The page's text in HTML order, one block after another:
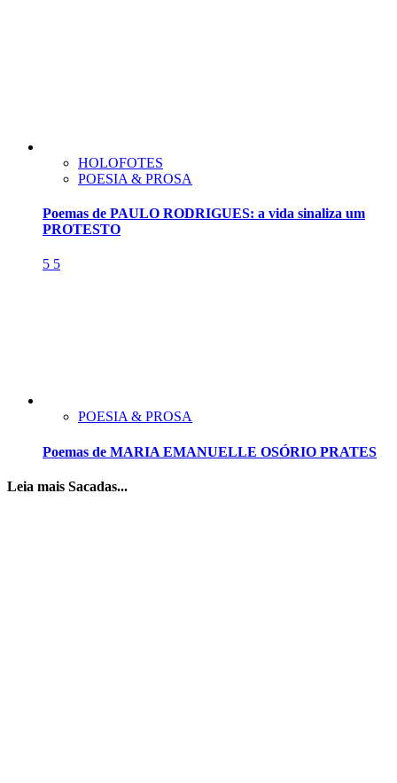
HOLOFOTES
POESIA & PROSA
Poemas de PAULO RODRIGUES: a vida sinaliza um
PROTESTO
5 5
POESIA & PROSA
Poemas de MARIA EMANUELLE OSÓRIO PRATES
Leia mais Sacadas...